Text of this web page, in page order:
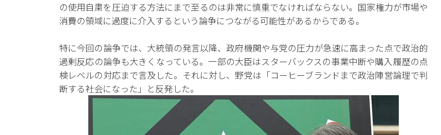
の使用自粛を圧迫する方法にまで至るのは非常に慎重でなければならない。国家権力が市場や
消費の領域に過度に介入するという論争につながる可能性があるからである。
特に今回の論争では、大統領の発言以降、政府機関や与党の圧力が急速に高まった点で政治的
過剰反応の論争も大きくなっている。一部の大臣はスターバックスの事業中断や購入履歴の点
検レベルの対応まで言及した。それに対し、野党は「コーヒーブランドまで政治陣営論理で判
断する社会になった」と反発した。